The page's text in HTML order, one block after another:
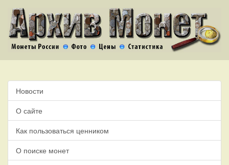
Новости
О сайте
Как пользоваться ценником
О поиске монет